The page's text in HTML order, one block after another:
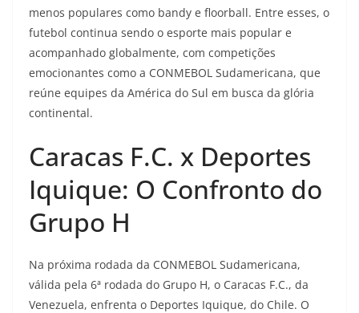
menos populares como bandy e floorball. Entre esses, o
futebol continua sendo o esporte mais popular e
acompanhado globalmente, com competições
emocionantes como a CONMEBOL Sudamericana, que
reúne equipes da América do Sul em busca da glória
continental.
Caracas F.C. x Deportes
Iquique: O Confronto do
Grupo H
Na próxima rodada da CONMEBOL Sudamericana,
válida pela 6ª rodada do Grupo H, o Caracas F.C., da
Venezuela, enfrenta o Deportes Iquique, do Chile. O